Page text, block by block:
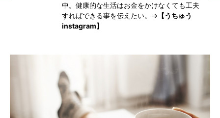
中。健康的な生活はお金をかけなくても工夫
すればできる事を伝えたい。→ 【うちゅう
instagram】